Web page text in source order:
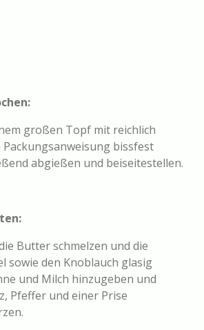
großen Topf mit reichlich
Packungsanweisung bissfest
abgießen und beiseitestellen.
Butter schmelzen und die
sowie den Knoblauch glasig
und Milch hinzugeben und
Pfeffer und einer Prise